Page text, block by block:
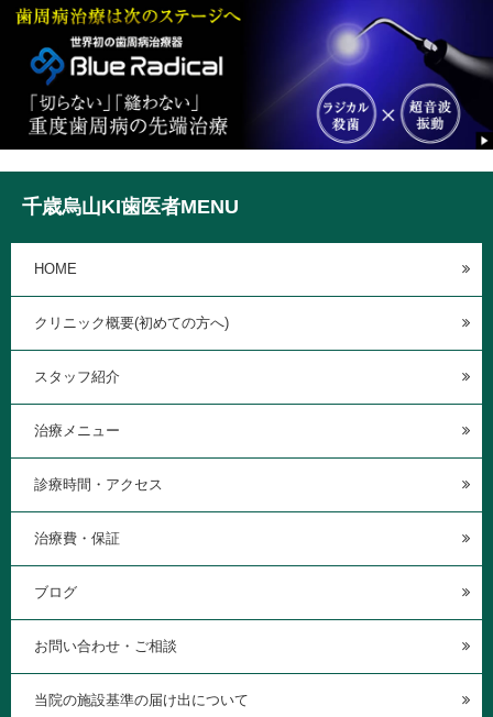
千歳烏山KI歯医者MENU
HOME
クリニック概要(初めての方へ)
スタッフ紹介
治療メニュー
診療時間・アクセス
治療費・保証
ブログ
お問い合わせ・ご相談
当院の施設基準の届け出について